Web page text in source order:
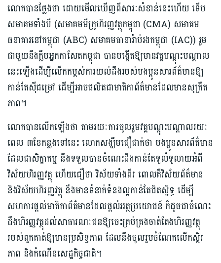
លោកបានថ្លែងថា ដោយមើលឃើញពីសារៈសំខាន់នេះហើយ ទើប
សមាគមទាំងបី (សមាគមមីក្រូហិរញ្ញវត្ថុកម្ពុជា (CMA) សមាគម
ធនាគារនៅកម្ពុជា (ABC) សមាគមធានារ៉ាប់រងកម្ពុជា (IAC)) រួម
ជាមួយនឹងក្លឹបអ្នកកាសែតកម្ពុជា បានបង្កើតឱ្យមានវគ្គបណ្តុះបណ្តាល
នេះឡើងដើម្បីលើកកម្ពស់ការយល់ដឹងរបស់បងប្អូនសារព័ត៌មានឱ្យ
កាន់តែស៊ីជម្រៅ ដើម្បីអាចផលិតជាមាតិកាព័ត៌មានដែលមានសុក្រឹត
ភាព។
លោកបានលើកឡើងថា តាមរយៈការចូលរួមវគ្គបណ្តុះបណ្តាលរយៈ
ពេល ៣ខែកន្លងទៅនេះ លោកសង្ឃឹមជឿជាក់ថា បងប្អូនសារព័ត៌មាន
ដែលជាសិក្ខាកម្ម នឹងទទួលបានចំណេះដឹងកាន់តែទូលំទូលាយអំពី
វិស័យហិរញ្ញវត្ថុ ហើយជឿថា វិស័យទាំងពីរ ពោលគឺវិស័យព័ត៌មាន
និងវិស័យហិរញ្ញវត្ថុ នឹងមានទំនាក់ទំនងល្អកាន់តែជិតស្និទ្ធ ដើម្បី
សហការផ្តល់មាតិកាព័ត៌មានដែលផ្តល់អត្ថប្រយោជន៍ ក៏ដូចជាចំណេះ
ដឹងហិរញ្ញវត្ថុដល់សាធារណៈជនឱ្យចេះគ្រប់គ្រងចាត់តែងហិរញ្ញវត្ថុ
របស់ពួកគាត់ឱ្យមានប្រសិទ្ធភាព ដែលនឹងចូលរួមចំណែកលើកស្ថិរ
ភាព និងកំណើនសេដ្ឋកិច្ចជាតិ។